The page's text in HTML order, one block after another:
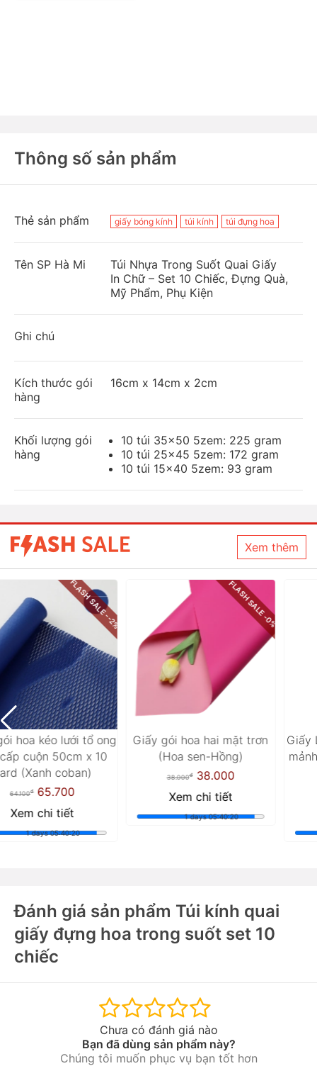
Thông số sản phẩm
Thẻ sản phẩm giấy bóng kính túi kính túi đựng hoa
Tên SP Hà Mi
Túi Nhựa Trong Suốt Quai Giấy
In Chữ – Set 10 Chiếc, Đựng Quà,
Mỹ Phẩm, Phụ Kiện
Ghi chú
Kích thước gói
hàng
16cm x 14cm x 2cm
Khối lượng gói
hàng
10 túi 35x50 5zem: 225 gram
10 túi 25x45 5zem: 172 gram
10 túi 15x40 5zem: 93 gram
Xem thêm
Giấy Lafite sợi gói hoa siêu
mảnh và thưa 50 x 60 xấp
5 tờ(Kem)
97.000đ97.000
Xem chi tiết
FLASH SALE -0%
1 days 05:40:18
Giấy gói hoa đơn sắc đục
màu trơn, chống thấm nước
một mặt (Hồng nhạt)
46.000đ46.000
Xem chi tiết
FLASH SALE -0%
Đánh giá sản phẩm Túi kính quai
giấy đựng hoa trong suốt set 10
chiếc
Chưa có đánh giá nào
Bạn đã dùng sản phẩm này?
Chúng tôi muốn phục vụ bạn tốt hơn